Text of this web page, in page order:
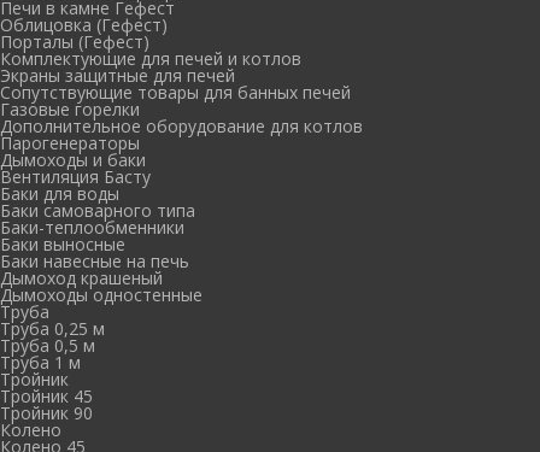
Печи в камне Гефест
Облицовка (Гефест)
Порталы (Гефест)
Комплектующие для печей и котлов
Экраны защитные для печей
Сопутствующие товары для банных печей
Газовые горелки
Дополнительное оборудование для котлов
Парогенераторы
Дымоходы и баки
Вентиляция Басту
Баки для воды
Баки самоварного типа
Баки-теплообменники
Баки выносные
Баки навесные на печь
Дымоход крашеный
Дымоходы одностенные
Труба
Труба 0,25 м
Труба 0,5 м
Труба 1 м
Тройник
Тройник 45
Тройник 90
Колено
Колено 45